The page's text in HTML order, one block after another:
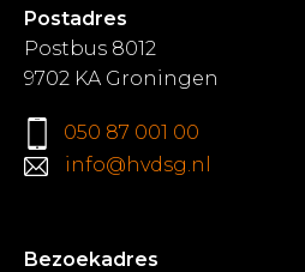
Postadres
Postbus 8012
9702 KA Groningen
050 87 001 00
info@hvdsg.nl
Bezoekadres